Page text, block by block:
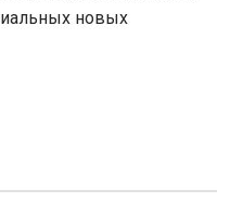
новых